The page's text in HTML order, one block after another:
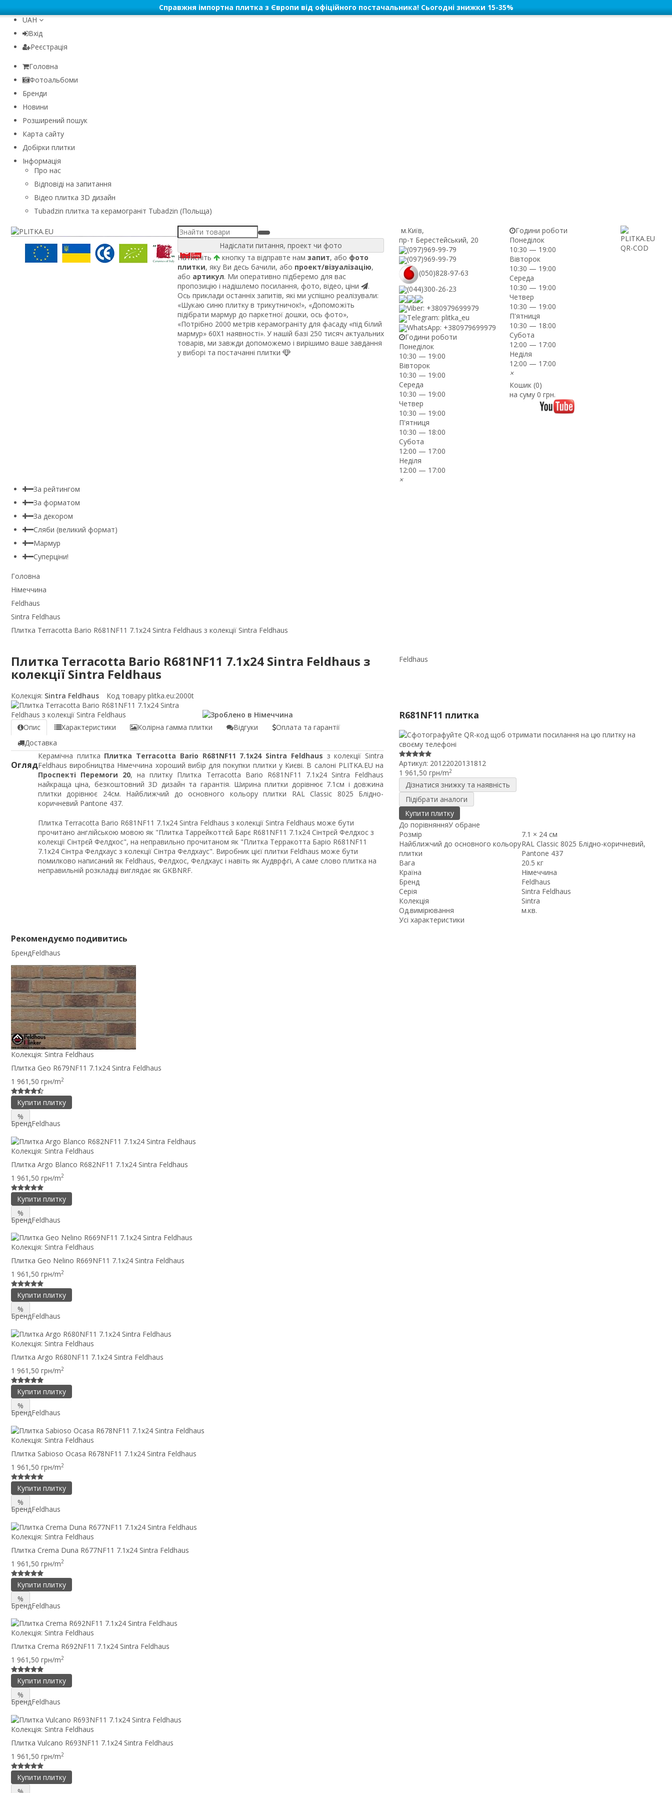
Справжня імпортна плитка з Європи від офіційного постачальника! Сьогодні знижки 15-35%
UAH
Вхід
Реєстрація
Головна
Фотоальбоми
Бренди
Новини
Розширений пошук
Карта сайту
Добірки плитки
Інформація
Про нас
Відповіді на запитання
Відео плитка 3D дизайн
Tubadzin плитка та керамограніт Tubadzin (Польща)
Надіслати питання, проект чи фото
Натисніть
кнопку та відправте нам запит, або фото
плитки, яку Ви десь бачили, або проект/візуалізацію,
або артикул. Ми оперативно підберемо для вас
пропозицію і надішлемо посилання, фото, відео, ціни
.
Ось приклади останніх запитів, які ми успішно реалізували:
«Шукаю синю плитку в трикутничок!», «Допоможіть
підібрати мармур до паркетної дошки, ось фото»,
«Потрібно 2000 метрів керамограніту для фасаду «під білий
мармур» 60Х1 наявності». У нашій базі 250 тисяч актуальних
товарів, ми завжди допоможемо і вирішимо ваше завдання
у виборі та постачанні плитки
м.Київ,
пр-т Берестейський, 20
(097)969-99-79
(097)969-99-79
(050)828-97-63
(044)300-26-23
Viber: +380979699979
Telegram: plitka_eu
WhatsApp: +380979699979
Години роботи
Понеділок
10:30 — 19:00
Вівторок
10:30 — 19:00
Середа
10:30 — 19:00
Четвер
10:30 — 19:00
П'ятниця
10:30 — 18:00
Субота
12:00 — 17:00
Неділя
12:00 — 17:00
×
Години роботи
Понеділок
10:30 — 19:00
Вівторок
10:30 — 19:00
Середа
10:30 — 19:00
Четвер
10:30 — 19:00
П'ятниця
10:30 — 18:00
Субота
12:00 — 17:00
Неділя
12:00 — 17:00
×
Кошик (0)
на суму0 грн.
За рейтингом
За форматом
За декором
Сляби (великий формат)
Мармур
Суперціни!
Головна
Німеччина
Feldhaus
Sintra Feldhaus
Плитка Terracotta Bario R681NF11 7.1x24 Sintra Feldhaus з колекції Sintra Feldhaus
Плитка Terracotta Bario R681NF11 7.1x24 Sintra Feldhaus з
колекції Sintra Feldhaus
Feldhaus
Колекція: Sintra Feldhaus Код товару plitka.eu:2000t
Опис Характеристики Колірна гамма плитки Відгуки
Оплата та гарантії
Доставка
Огляд
Керамічна плитка Плитка Terracotta Bario R681NF11 7.1x24 Sintra Feldhaus з колекції Sintra
Feldhaus виробництва Німеччина хороший вибір для покупки плитки у Києві. В салоні PLITKA.EU на
Проспекті Перемоги 20, на плитку Плитка Terracotta Bario R681NF11 7.1x24 Sintra Feldhaus
найкраща ціна, безкоштовний 3D дизайн та гарантія. Ширина плитки дорівнює 7.1см і довжина
плитки дорівнює 24см. Найближчий до основного кольору плитки RAL Classic 8025 Блідно-
коричневий Pantone 437.
Плитка Terracotta Bario R681NF11 7.1x24 Sintra Feldhaus з колекції Sintra Feldhaus може бути
прочитано англійською мовою як "Плитка Таррейкоттєй Барє R681NF11 7.1x24 Сінтрєй Фелдхос з
колекції Сінтрєй Фелдхос", на неправильно прочитаном як "Плитка Терракотта Баріо R681NF11
7.1x24 Сінтра Фелдхаус з колекції Сінтра Фелдхаус". Виробник цієї плитки Feldhaus може бути
помилково написаний як Feldhaus, Фелдхос, Фелдхаус і навіть як Аудврфгі, А саме слово плитка на
неправильній розкладці виглядає як GKBNRF.
R681NF11 плитка
Артикул: 20122020131812
1 961,50 грн/m2
Дізнатися знижку та наявність
Підібрати аналоги
Купити плитку
До порівнянняУ обране
Розмір
7.1 × 24 см
Найближчий до основного кольору
плитки
RAL Classic 8025 Блідно-коричневий,
Pantone 437
Вага
20.5 кг
Країна
Німеччина
Бренд
Feldhaus
Серія
Sintra Feldhaus
Колекція
Sintra
Од.вимірювання
м.кв.
Усі характеристики
Рекомендуємо подивитись
БрендFeldhaus
Колекція: Sintra Feldhaus
Плитка Geo R679NF11 7.1x24 Sintra Feldhaus
1 961,50 грн/m2
Купити плитку
%
БрендFeldhaus
Колекція: Sintra Feldhaus
Плитка Argo Blanco R682NF11 7.1x24 Sintra Feldhaus
1 961,50 грн/m2
Купити плитку
%
БрендFeldhaus
Колекція: Sintra Feldhaus
Плитка Geo Nelino R669NF11 7.1x24 Sintra Feldhaus
1 961,50 грн/m2
Купити плитку
%
БрендFeldhaus
Колекція: Sintra Feldhaus
Плитка Argo R680NF11 7.1x24 Sintra Feldhaus
1 961,50 грн/m2
Купити плитку
%
БрендFeldhaus
Колекція: Sintra Feldhaus
Плитка Sabioso Ocasa R678NF11 7.1x24 Sintra Feldhaus
1 961,50 грн/m2
Купити плитку
%
БрендFeldhaus
Колекція: Sintra Feldhaus
Плитка Crema Duna R677NF11 7.1x24 Sintra Feldhaus
1 961,50 грн/m2
Купити плитку
%
БрендFeldhaus
Колекція: Sintra Feldhaus
Плитка Crema R692NF11 7.1x24 Sintra Feldhaus
1 961,50 грн/m2
Купити плитку
%
БрендFeldhaus
Колекція: Sintra Feldhaus
Плитка Vulcano R693NF11 7.1x24 Sintra Feldhaus
1 961,50 грн/m2
Купити плитку